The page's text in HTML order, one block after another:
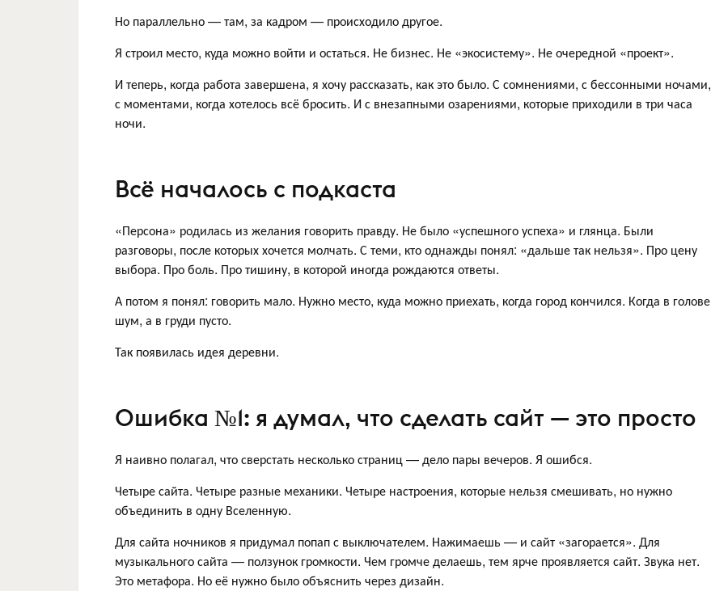
Но параллельно — там, за кадром — происходило другое.
Я строил место, куда можно войти и остаться. Не бизнес. Не «экосистему». Не очередной «проект».
И теперь, когда работа завершена, я хочу рассказать, как это было. С сомнениями, с бессонными ночами,
с моментами, когда хотелось всё бросить. И с внезапными озарениями, которые приходили в три часа
ночи.
Всё началось с подкаста
«Персона» родилась из желания говорить правду. Не было «успешного успеха» и глянца. Были
разговоры, после которых хочется молчать. С теми, кто однажды понял: «дальше так нельзя». Про цену
выбора. Про боль. Про тишину, в которой иногда рождаются ответы.
А потом я понял: говорить мало. Нужно место, куда можно приехать, когда город кончился. Когда в голове
шум, а в груди пусто.
Так появилась идея деревни.
Ошибка №1: я думал, что сделать сайт — это просто
Я наивно полагал, что сверстать несколько страниц — дело пары вечеров. Я ошибся.
Четыре сайта. Четыре разные механики. Четыре настроения, которые нельзя смешивать, но нужно
объединить в одну Вселенную.
Для сайта ночников я придумал попап с выключателем. Нажимаешь — и сайт «загорается». Для
музыкального сайта — ползунок громкости. Чем громче делаешь, тем ярче проявляется сайт. Звука нет.
Это метафора. Но её нужно было объяснить через дизайн.